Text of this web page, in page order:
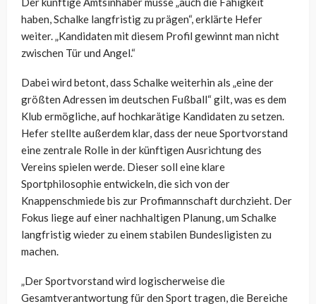
haben, Schalke langfristig zu prägen“, erklärte Hefer
weiter. „Kandidaten mit diesem Profil gewinnt man nicht
zwischen Tür und Angel.“
Dabei wird betont, dass Schalke weiterhin als „eine der
größten Adressen im deutschen Fußball“ gilt, was es dem
Klub ermögliche, auf hochkarätige Kandidaten zu setzen.
Hefer stellte außerdem klar, dass der neue Sportvorstand
eine zentrale Rolle in der künftigen Ausrichtung des
Vereins spielen werde. Dieser soll eine klare
Sportphilosophie entwickeln, die sich von der
Knappenschmiede bis zur Profimannschaft durchzieht. Der
Fokus liege auf einer nachhaltigen Planung, um Schalke
langfristig wieder zu einem stabilen Bundesligisten zu
machen.
„Der Sportvorstand wird logischerweise die
Gesamtverantwortung für den Sport tragen, die Bereiche